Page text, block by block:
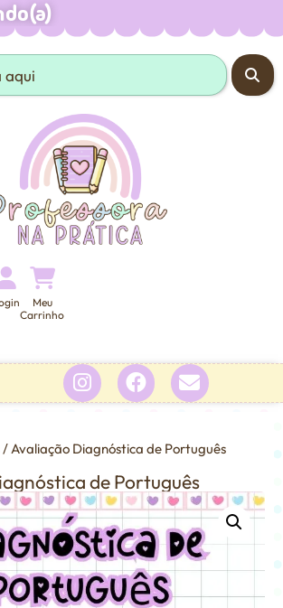
Meu
Carrinho
/ Avaliação Diagnóstica de Português
de Português